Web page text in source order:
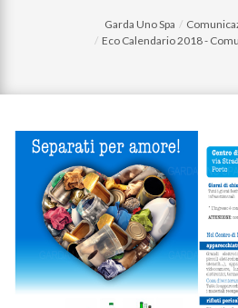
Garda Uno Spa
Eco Calendario 2018 -